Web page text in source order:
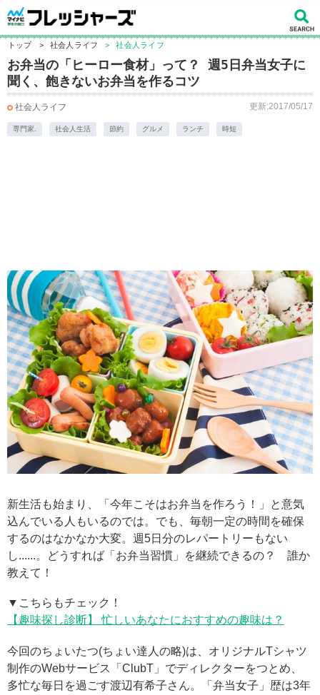
トップ > 社会人ライフ > 社会人ライフ
お弁当の「ヒーロー食材」って？ 週5日弁当女子に
聞く、飽きないお弁当を作るコツ
社会人ライフ 更新:2017/05/17
専門家. 社会人生活 節約 グルメ ランチ 時短
新生活も始まり、「今年こそはお弁当を作ろう！」と意気
込んでいる人もいるのでは。でも、毎朝一定の時間を確保
するのはなかなか大変。週5日分のレパートリーもない
し......。どうすれば「お弁当習慣」を継続できるの？ 誰か
教えて！
▼こちらもチェック！
【趣味探し診断】 忙しいあなたにおすすめの趣味は？
今回のちょいたつ(ちょい達人の略)は、オリジナルTシャツ
制作のWebサービス「ClubT」でディレクターをつとめ、
多忙な毎日を過ごす渡辺有希子さん。「弁当女子」歴は3年